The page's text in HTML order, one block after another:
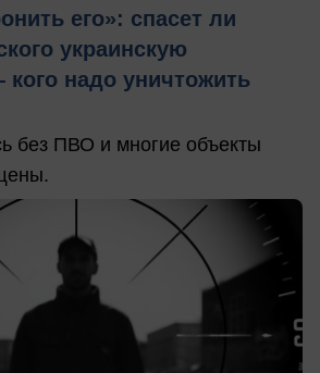
его»: спасет ли
украинскую
надо уничтожить
без ПВО и многие объекты